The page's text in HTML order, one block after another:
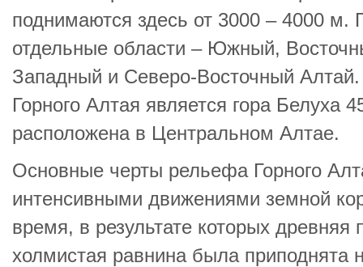
поднимаются здесь от 3000 – 4000 м.
отдельные области – Южный,
Западный и Северо-Восточный
Горного Алтая является гора Белуха
расположена в Центральном Алтае.
Основные черты рельефа Горного
интенсивными движениями земной
время, в результате которых древняя
холмистая равнина была приподнята